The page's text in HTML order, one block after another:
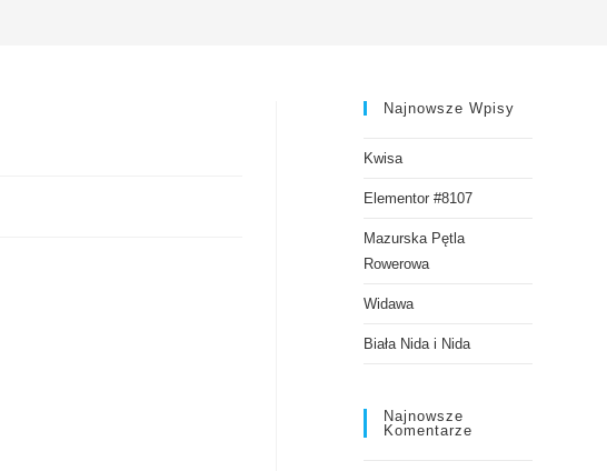
Najnowsze Wpisy
Kwisa
Elementor #8107
Mazurska Pętla
Rowerowa
Widawa
Biała Nida i Nida
Najnowsze
Komentarze